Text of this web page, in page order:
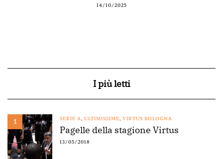
14/10/2025
I più letti
1 SERIE A ULTIMISSIME VIRTUS BOLOGNA
Pagelle della stagione Virtus
13/05/2018